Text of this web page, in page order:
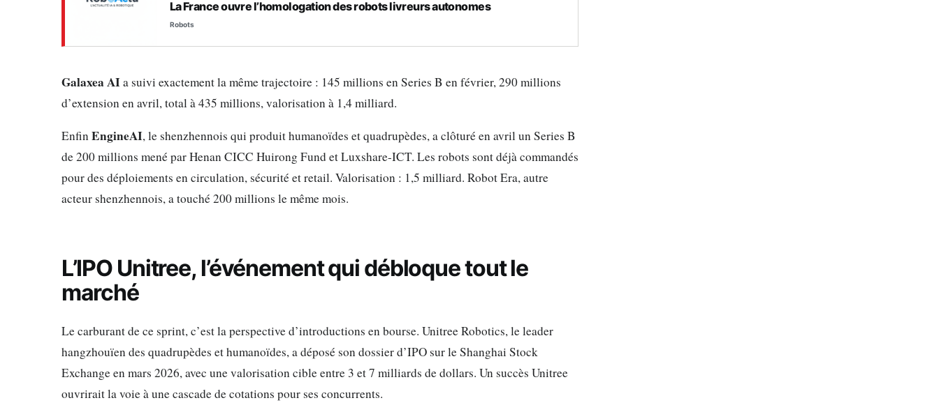
La France ouvre l’homologation des robots livreurs autonomes
Robots
Galaxea AIa suivi exactement la même trajectoire : 145 millions en Series B en février, 290 millions
d’extension en avril, total à 435 millions, valorisation à 1,4 milliard.
EnfinEngineAI, le shenzhennois qui produit humanoïdes et quadrupèdes, a clôturé en avril un Series B
de 200 millions mené par Henan CICC Huirong Fund et Luxshare-ICT. Les robots sont déjà commandés
pour des déploiements en circulation, sécurité et retail. Valorisation : 1,5 milliard. Robot Era, autre
acteur shenzhennois, a touché 200 millions le même mois.
L’IPO Unitree, l’événement qui débloque tout le
marché
Le carburant de ce sprint, c’est la perspective d’introductions en bourse. Unitree Robotics, le leader
hangzhouïen des quadrupèdes et humanoïdes, a déposé son dossier d’IPO sur le Shanghai Stock
Exchange en mars 2026, avec une valorisation cible entre 3 et 7 milliards de dollars. Un succès Unitree
ouvrirait la voie à une cascade de cotations pour ses concurrents.